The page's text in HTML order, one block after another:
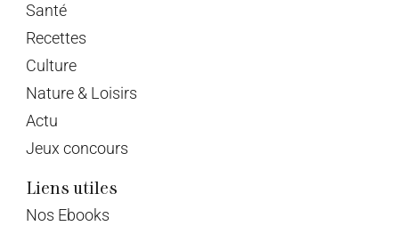
Santé
Recettes
Culture
Nature & Loisirs
Actu
Jeux concours
Liens utiles
Nos Ebooks